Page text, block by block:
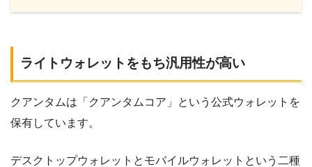
ライトウォレットをもち汎用性が高い
クアンタムは「クアンタムコア」という公式ウォレットを
保有しています。
デスクトップウォレットとモバイルウォレットという二種